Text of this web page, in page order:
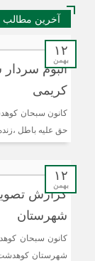
آخرین مطالب
۱۲
بهمن
آلبوم
کریمی
کانون سبحان
حق علیه باطل
۱۲
بهمن
گزارش
شهرستان
کانون سبحان
شهرستان